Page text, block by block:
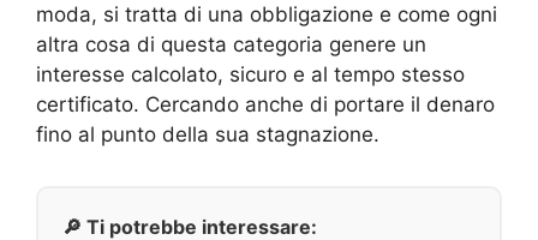
moda, si tratta di una obbligazione e come ogni
altra cosa di questa categoria genere un
interesse calcolato, sicuro e al tempo stesso
certificato. Cercando anche di portare il denaro
fino al punto della sua stagnazione.
🔎 Ti potrebbe interessare: